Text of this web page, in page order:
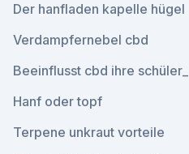
Der hanfladen kapelle hügel
Verdampfernebel cbd
Beeinflusst cbd ihre schüler_
Hanf oder topf
Terpene unkraut vorteile